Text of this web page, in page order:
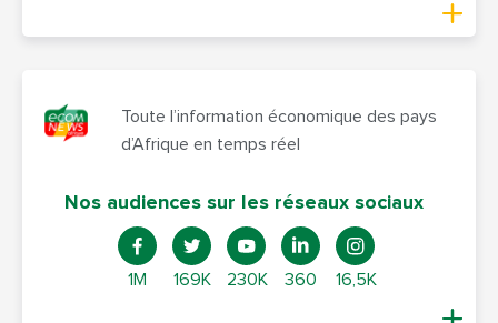
Toute l’information économique des pays
d’Afrique en temps réel
Nos audiences sur les réseaux sociaux
1M 169K 230K 360 16,5K